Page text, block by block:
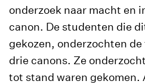
onderzoek naar macht en
canon. De studenten die
gekozen, onderzochten
drie canons. Ze
tot stand waren gekomen.